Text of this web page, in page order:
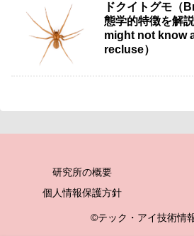
ドクイトグモ（
態学的特徴を解
might not know
recluse）
研究所の概要
個人情報保護方針
©テック・アイ技術情